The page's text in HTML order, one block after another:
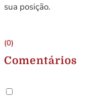
sua posição.
(0)
Comentários